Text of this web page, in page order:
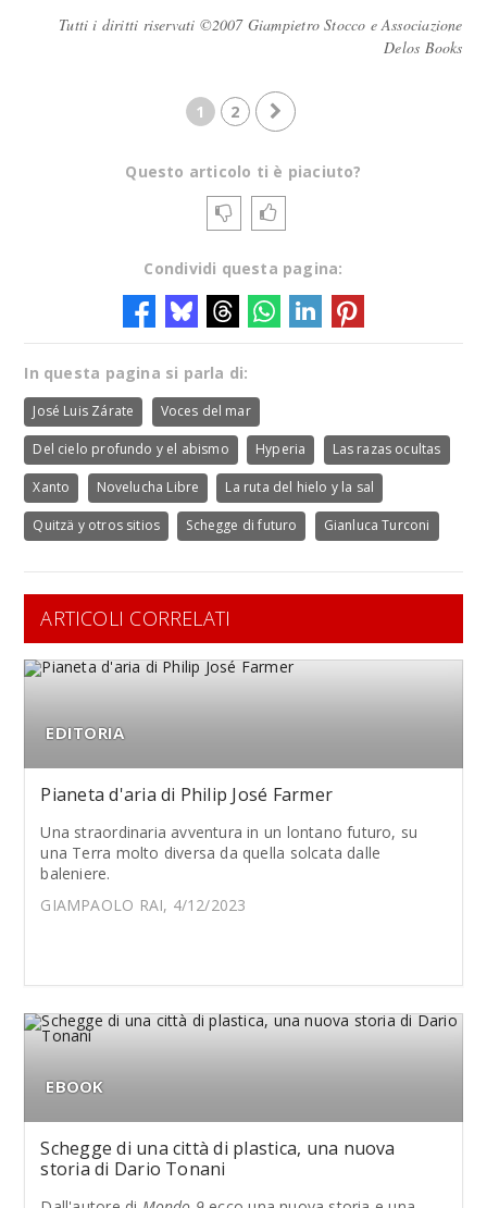
Tutti i diritti riservati ©2007 Giampietro Stocco e Associazione
Delos Books
1 2
Questo articolo ti è piaciuto?
Condividi questa pagina:
In questa pagina si parla di:
José Luis Zárate Voces del mar
Del cielo profundo y el abismo Hyperia Las razas ocultas
Xanto Novelucha Libre La ruta del hielo y la sal
Quitzä y otros sitios Schegge di futuro Gianluca Turconi
ARTICOLI CORRELATI
EDITORIA
Pianeta d'aria di Philip José Farmer
Una straordinaria avventura in un lontano futuro, su
una Terra molto diversa da quella solcata dalle
baleniere.
GIAMPAOLO RAI, 4/12/2023
EBOOK
Schegge di una città di plastica, una nuova
storia di Dario Tonani